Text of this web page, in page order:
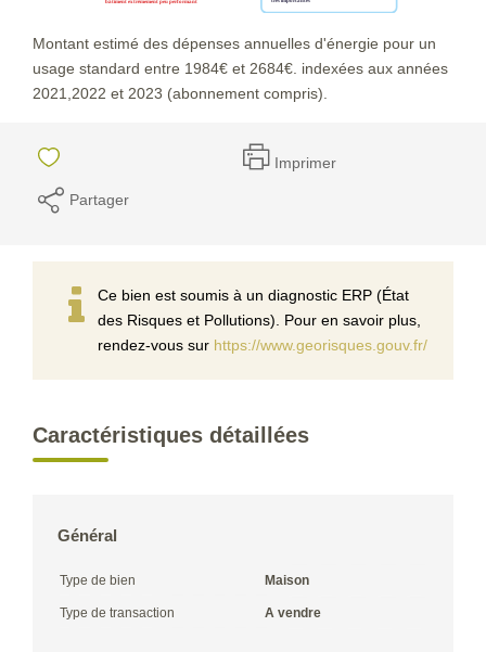
Montant estimé des dépenses annuelles d'énergie pour un
usage standard entre 1984€ et 2684€. indexées aux années
2021,2022 et 2023 (abonnement compris).
Imprimer
Partager
Ce bien est soumis à un diagnostic ERP (État
des Risques et Pollutions). Pour en savoir plus,
rendez-vous sur https://www.georisques.gouv.fr/
Caractéristiques détaillées
Général
Type de bien Maison
Type de transaction A vendre